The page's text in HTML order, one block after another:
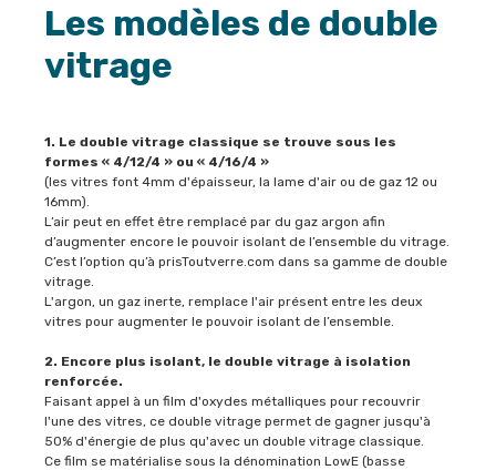
Les modèles de double
vitrage
1. Le double vitrage classique se trouve sous les
formes « 4/12/4 » ou « 4/16/4 »
(les vitres font 4mm d'épaisseur, la lame d'air ou de gaz 12 ou
16mm).
L’air peut en effet être remplacé par du gaz argon afin
d’augmenter encore le pouvoir isolant de l’ensemble du vitrage.
C’est l’option qu’à prisToutverre.com dans sa gamme de double
vitrage.
L'argon, un gaz inerte, remplace l'air présent entre les deux
vitres pour augmenter le pouvoir isolant de l’ensemble.
2. Encore plus isolant, le double vitrage à isolation
renforcée.
Faisant appel à un film d'oxydes métalliques pour recouvrir
l'une des vitres, ce double vitrage permet de gagner jusqu'à
50% d'énergie de plus qu'avec un double vitrage classique.
Ce film se matérialise sous la dénomination LowE (basse